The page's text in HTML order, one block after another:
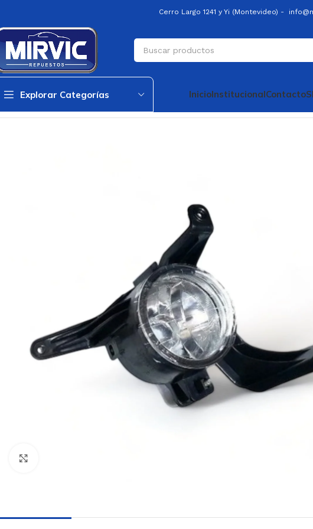
Cerro Largo 1241 y Yi (Montevideo) -
Explorar Categorías InicioInstitucionalContacto